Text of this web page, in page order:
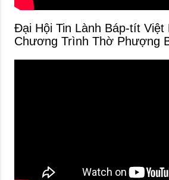
Đại Hội Tin Lành Báp-tít Việt
Chương Trình Thờ Phượng